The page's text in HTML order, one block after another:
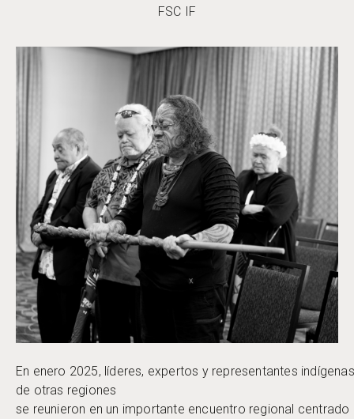
FSC IF
En enero 2025, líderes, expertos y representantes
de otras regiones
se reunieron en un importante encuentro regional centrado